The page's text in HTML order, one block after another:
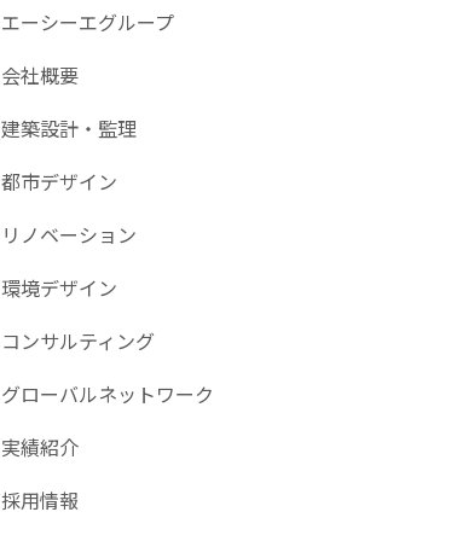
エーシーエグループ
会社概要
建築設計・監理
都市デザイン
リノベーション
環境デザイン
コンサルティング
グローバルネットワーク
実績紹介
採用情報